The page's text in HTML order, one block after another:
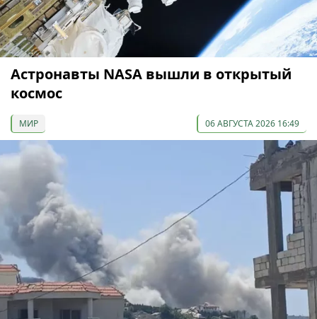
Астронавты NASA вышли в открытый
космос
МИР 06 АВГУСТА 2026 16:49